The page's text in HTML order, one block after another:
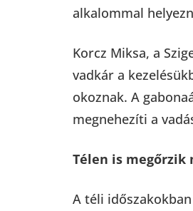
alkalommal
Korcz Miksa, a
vadkár a
okoznak. A
megnehezíti a
Télen is
A téli